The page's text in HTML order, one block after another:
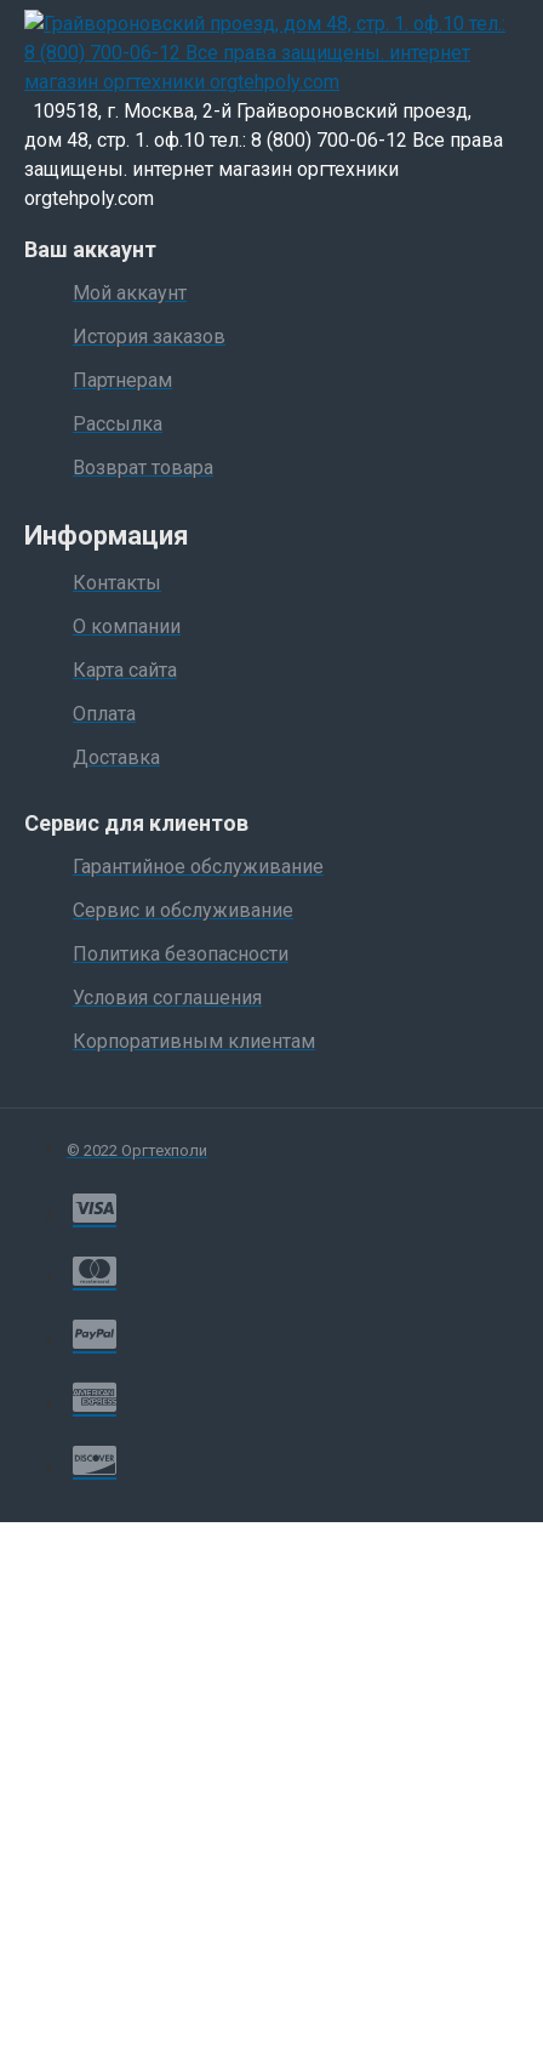
109518, г. Москва, 2-й Грайвороновский проезд,
дом 48, стр. 1. оф.10 тел.: 8 (800) 700-06-12 Все права
защищены. интернет магазин оргтехники
orgtehpoly.com
Ваш аккаунт
Мой аккаунт
История заказов
Партнерам
Рассылка
Возврат товара
Информация
Контакты
О компании
Карта сайта
Оплата
Доставка
Сервис для клиентов
Гарантийное обслуживание
Сервис и обслуживание
Политика безопасности
Условия соглашения
Корпоративным клиентам
© 2022 Оргтехполи